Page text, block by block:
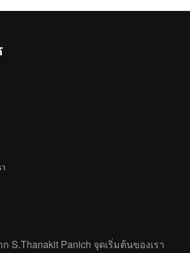
S.Thanakit Panich จุดเริ่มต้นของเรา